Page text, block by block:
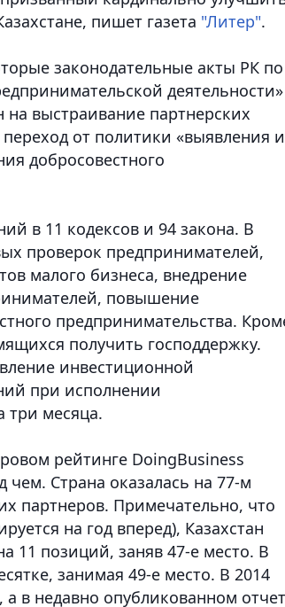
пишет газета "Литер".
законодательные акты РК по
деятельности»
на выстраивание партнерских
от политики «выявления и
добросовестного
в 11 кодексов и 94 закона. В
проверок предпринимателей,
малого бизнеса, внедрение
повышение
предпринимательства.
получить господдержку.
инвестиционной
при исполнении
три месяца.
рейтинге DoingBusiness
чем. Страна оказалась на 77-м
партнеров. Примечательно, что
на год вперед), Казахстан
11 позиций, заняв 47-е место. В
занимая 49-е место. В 2014
а в недавно опубликованном